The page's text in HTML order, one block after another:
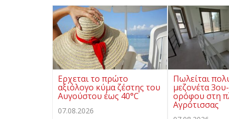
Ερχεται το πρώτο
αξιόλογο κύμα ζέστης του
Αυγούστου έως 40°C
07.08.2026
Πωλείται
μεζονέτα
ορόφου στη
Αγρότισσας